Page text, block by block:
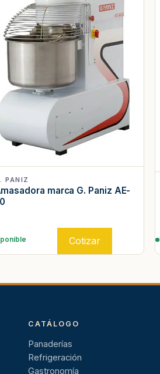
PANIZ
marca G. Paniz AE-
Cotizar
CATÁLOGO
Panaderías
Refrigeración
Gastronomía